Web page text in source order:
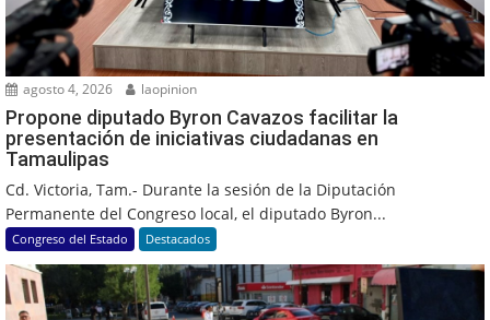
agosto 4, 2026 laopinion
Propone diputado Byron Cavazos facilitar la
presentación de iniciativas ciudadanas en
Tamaulipas
Cd. Victoria, Tam.- Durante la sesión de la Diputación
Permanente del Congreso local, el diputado Byron...
Congreso del Estado Destacados